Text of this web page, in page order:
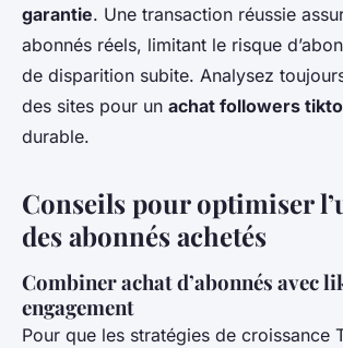
garantie. Une transaction réussie
abonnés réels, limitant le risque
de disparition subite. Analysez
des sites pour un achat followers
durable.
Conseils pour optimiser
des abonnés achetés
Combiner achat d’abonnés avec
engagement
Pour que les stratégies de croissance